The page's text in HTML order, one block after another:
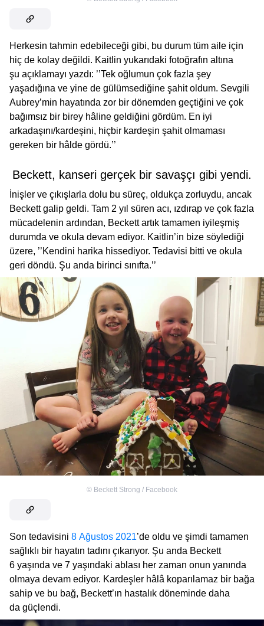
Herkesin tahmin edebileceği gibi, bu durum tüm aile için
hiç de kolay değildi. Kaitlin yukarıdaki fotoğrafın altına
şu açıklamayı yazdı: ’’Tek oğlumun çok fazla şey
yaşadığına ve yine de gülümsediğine şahit oldum. Sevgili
Aubrey’min hayatında zor bir dönemden geçtiğini ve çok
bağımsız bir birey hâline geldiğini gördüm. En iyi
arkadaşını/kardeşini, hiçbir kardeşin şahit olmaması
gereken bir hâlde gördü.’’
Beckett, kanseri gerçek bir savaşçı gibi yendi.
İnişler ve çıkışlarla dolu bu süreç, oldukça zorluydu, ancak
Beckett galip geldi. Tam 2 yıl süren acı, ızdırap ve çok fazla
mücadelenin ardından, Beckett artık tamamen iyileşmiş
durumda ve okula devam ediyor. Kaitlin’in bize söylediği
üzere, ’’Kendini harika hissediyor. Tedavisi bitti ve okula
geri döndü. Şu anda birinci sınıfta.’’
© Beckett Strong / Facebook
Son tedavisini 8 Ağustos 2021’de oldu ve şimdi tamamen
sağlıklı bir hayatın tadını çıkarıyor. Şu anda Beckett
6 yaşında ve 7 yaşındaki ablası her zaman onun yanında
olmaya devam ediyor. Kardeşler hâlâ koparılamaz bir bağa
sahip ve bu bağ, Beckett’ın hastalık döneminde daha
da güçlendi.